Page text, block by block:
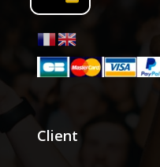
Client